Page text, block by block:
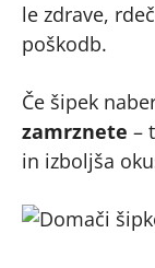
le zdrave,
poškodb.
Če šipek
zamrznete –
in izboljša